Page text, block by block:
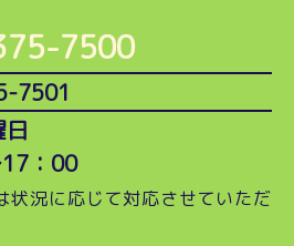
7500
7501
：00
状況に応じて対応させていただ